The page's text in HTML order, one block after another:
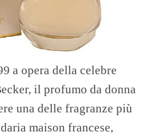
a opera della celebre
il profumo da donna
una delle fragranze più
maison francese,